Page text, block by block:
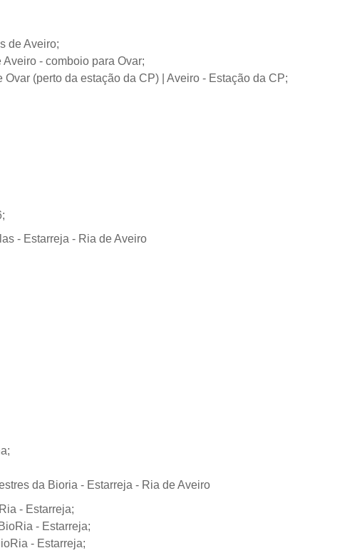
de Aveiro;
- comboio para Ovar;
Ovar (perto da estação da CP) | Aveiro - Estação da CP;
- Estarreja;
- Estarreja;
- Estarreja;